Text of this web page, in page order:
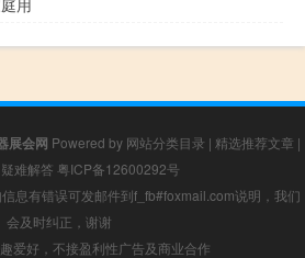
展会网 Powered by 网站分类目录 | 精选推荐文章 |
疑难解答 粤ICP备12600292号
息有错误可发邮件到f_fb#foxmail.com说明，我们
会及时纠正，谢谢
爱好，不接盈利性广告及商业合作